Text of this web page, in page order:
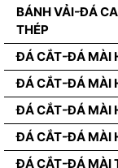
BÁNH VẢI-ĐÁ
THÉP
ĐÁ CẮT-ĐÁ MÀI
ĐÁ CẮT-ĐÁ MÀI
ĐÁ CẮT-ĐÁ MÀI
ĐÁ CẮT-ĐÁ MÀI
ĐÁ CẮT-ĐÁ MÀI